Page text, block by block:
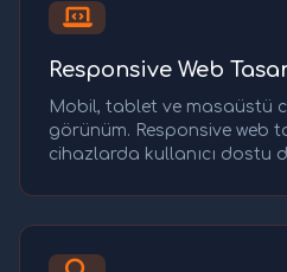
Responsive Web
Mobil, tablet ve masaüstü
görünüm. Responsive web
cihazlarda kullanıcı dostu